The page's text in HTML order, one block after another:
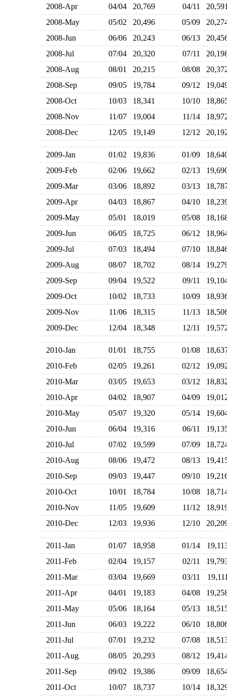
2008-Apr 04/04 20,769 04/11
2008-May
05/02 20,496 05/09
2008-Jun
06/06 20,243 06/13
2008-Jul
07/04 20,320 07/11
2008-Aug
08/01 20,215 08/08
2008-Sep
09/05 19,784 09/12
2008-Oct
10/03 18,341 10/10
2008-Nov
11/07 19,004 11/14
2008-Dec
12/05 19,149 12/12
2009-Jan 01/02 19,836 01/09
2009-Feb
02/06 19,662 02/13
2009-Mar
03/06 18,892 03/13
2009-Apr
04/03 18,867 04/10
2009-May
05/01 18,019 05/08
2009-Jun
06/05 18,725 06/12
2009-Jul
07/03 18,494 07/10
2009-Aug
08/07 18,702 08/14
2009-Sep
09/04 19,522 09/11
2009-Oct
10/02 18,733 10/09
2009-Nov
11/06 18,315 11/13
2009-Dec
12/04 18,348 12/11
2010-Jan 01/01 18,755 01/08
2010-Feb
02/05 19,261 02/12
2010-Mar
03/05 19,653 03/12
2010-Apr
04/02 18,907 04/09
2010-May
05/07 19,320 05/14
2010-Jun
06/04 19,316 06/11
2010-Jul
07/02 19,599 07/09
2010-Aug
08/06 19,472 08/13
2010-Sep
09/03 19,447 09/10
2010-Oct
10/01 18,784 10/08
2010-Nov
11/05 19,609 11/12
2010-Dec
12/03 19,936 12/10
2011-Jan 01/07 18,958 01/14
2011-Feb
02/04 19,157 02/11
2011-Mar
03/04 19,669 03/11
2011-Apr
04/01 19,183 04/08
2011-May
05/06 18,164 05/13
2011-Jun
06/03 19,222 06/10
2011-Jul
07/01 19,232 07/08
2011-Aug
08/05 20,293 08/12
2011-Sep
09/02 19,386 09/09
2011-Oct
10/07 18,737 10/14